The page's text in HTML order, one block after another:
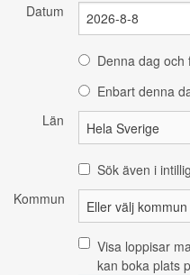
Datum
Denna dag och
Enbart denna
Län
Sök även i
Kommun
Visa loppisar
kan boka plats